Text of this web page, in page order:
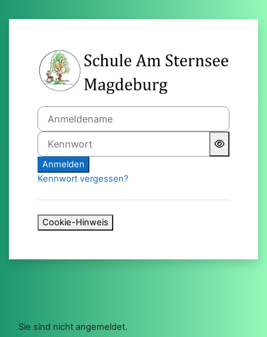
Anmelden bei 'Schule am
Anmeldename
Kennwort
Anmelden
Kennwort vergessen?
Cookie-Hinweis
Sie sind nicht angemeldet.